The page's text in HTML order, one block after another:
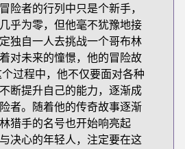
险者的行列中只是个新手，
乎为零，但他毫不犹豫地接
独自一人去挑战一个哥布林
对未来的憧憬，他的冒险故
过程中，他不仅要面对各种
断提升自己的能力，逐渐成
者。随着他的传奇故事逐渐
猎手的名号也开始响亮起
决心的年轻人，注定要在这